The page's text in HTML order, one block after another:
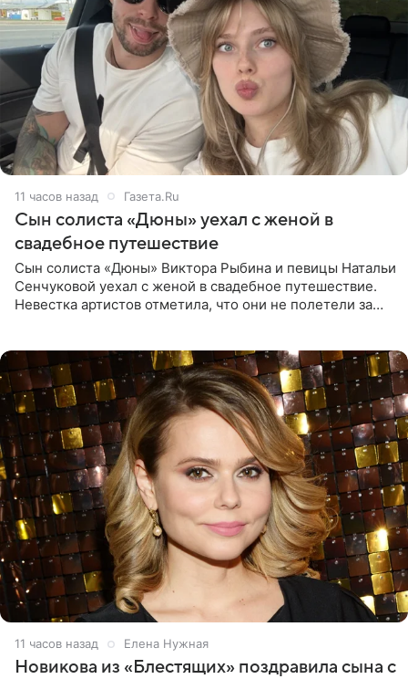
11 часов назад Газета.Ru
Сын солиста «Дюны» уехал с женой в
свадебное путешествие
Сын солиста «Дюны» Виктора Рыбина и певицы Натальи
Сенчуковой уехал с женой в свадебное путешествие.
Невестка артистов отметила, что они не полетели за
11 часов назад Елена Нужная
Новикова из «Блестящих» поздравила сына с